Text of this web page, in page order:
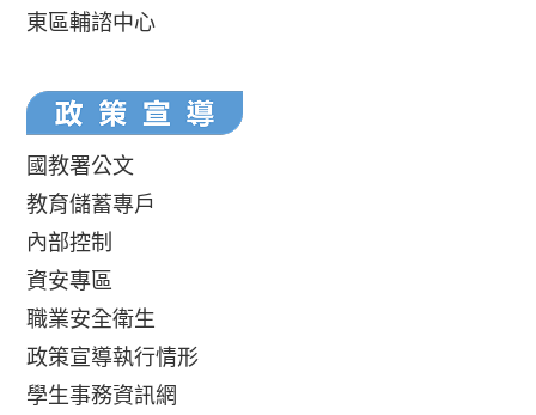
東區輔諮中心
國教署公文
教育儲蓄專戶
內部控制
資安專區
職業安全衛生
政策宣導執行情形
學生事務資訊網